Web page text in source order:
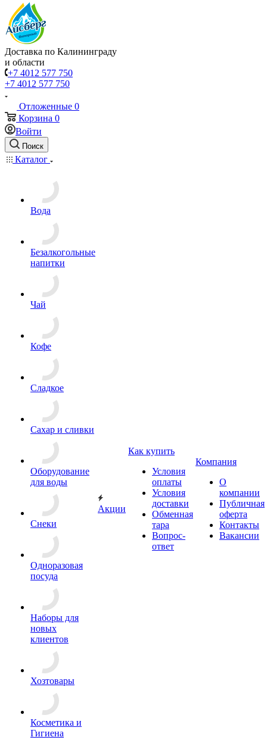
Доставка по Калининграду
и области
+7 4012 577 750
+7 4012 577 750
Отложенные 0
Корзина 0
Войти
Поиск
Каталог
Вода
Безалкогольные
напитки
Чай
Кофе
Сладкое
Сахар и сливки
Оборудование
для воды
Снеки
Одноразовая
посуда
Наборы для
новых
клиентов
Хозтовары
Косметика и
Гигиена
Акции
Как купить
Условия
оплаты
Условия
доставки
Обменная
тара
Вопрос-
ответ
Компания
О
компании
Публичная
оферта
Контакты
Вакансии